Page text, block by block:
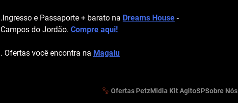
.Ingresso e Passaporte + barato na Dreams House -
Campos do Jordão. Compre aqui!
. Ofertas você encontra na Magalu
Ofertas PetzMidia Kit AgitoSPSobre Nós